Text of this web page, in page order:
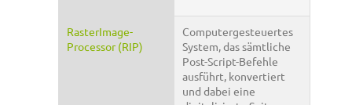
RasterImage-
Processor (RIP)
Computergesteuertes
System, das sämtliche
Post-Script-Befehle
ausführt, konvertiert
und dabei eine